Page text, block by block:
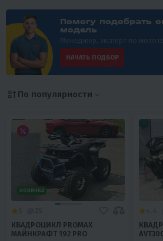
Помогу подобрать
модель
Менеджер, эксперт по
НАЧАТЬ ПОДБОР
По популярности
НОВИНКА
КВАДРОЦИКЛ PROMAX
МАЙНКРАФТ 192 PRO